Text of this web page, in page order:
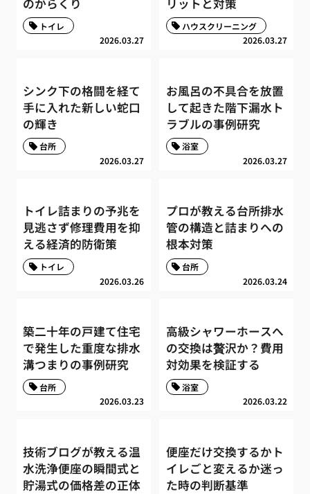
のからくり
2026.03.27
トイレ
リットと対策
2026.03.27
ハウスクリーニング
シンク下の格闘を経て
手に入れた新しい蛇口
の輝き
2026.03.27
台所
お風呂の不具合を放置
して起きた階下漏水ト
ラブルの事例研究
2026.03.27
浴室
トイレ詰まりの予兆を
見逃さず修理費用を抑
える経済的防衛策
2026.03.26
トイレ
プロが教える台所排水
管の構造と詰まりへの
根本対策
2026.03.24
台所
築二十年の戸建て住宅
で発生した重度な排水
溝つまりの事例研究
2026.03.23
台所
高級シャワーホースへ
の交換は贅沢か？費用
対効果を検証する
2026.03.22
浴室
技術ブログが教える温
水洗浄便座の瞬間式と
貯湯式の価格差の正体
便座だけ交換するかト
イレごと変えるか迷っ
た時の判断基準